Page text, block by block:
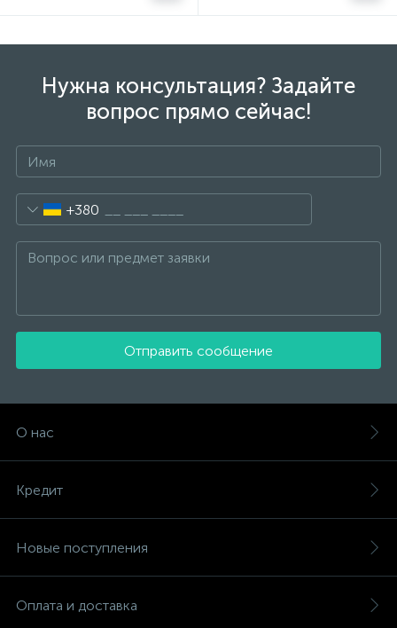
Нужна консультация? Задайте
вопрос прямо сейчас!
+380
Отправить сообщение
О нас
Кредит
Новые поступления
Оплата и доставка